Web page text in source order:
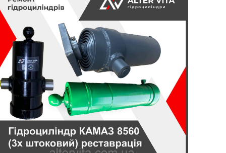
5 из 5
звёзд